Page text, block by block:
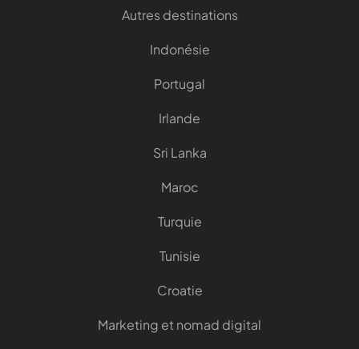
Autres destinations
Indonésie
Portugal
Irlande
Sri Lanka
Maroc
Turquie
Tunisie
Croatie
Marketing et nomad digital